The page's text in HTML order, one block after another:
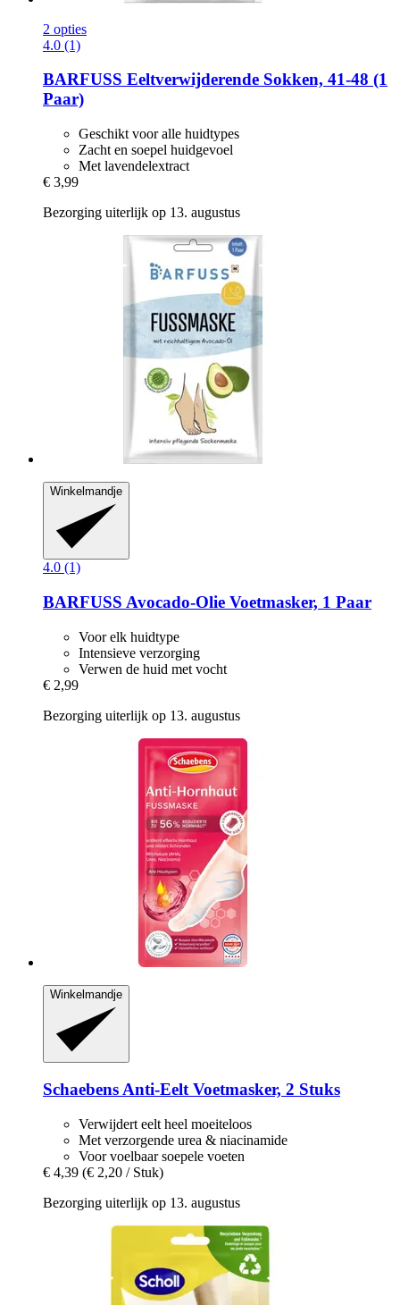
2 opties
4.0 (1)
BARFUSS Eeltverwijderende Sokken, 41-​48 (1
Paar)
Geschikt voor alle huidtypes
Zacht en soepel huidgevoel
Met lavendelextract
€ 3,99
Bezorging uiterlijk op 13. augustus
Winkelmandje
4.0 (1)
BARFUSS Avocado-​Olie Voetmasker, 1 Paar
Voor elk huidtype
Intensieve verzorging
Verwen de huid met vocht
€ 2,99
Bezorging uiterlijk op 13. augustus
Winkelmandje
Schaebens Anti-​Eelt Voetmasker, 2 Stuks
Verwijdert eelt heel moeiteloos
Met verzorgende urea & niacinamide
Voor voelbaar soepele voeten
€ 4,39 (€ 2,20 / Stuk)
Bezorging uiterlijk op 13. augustus